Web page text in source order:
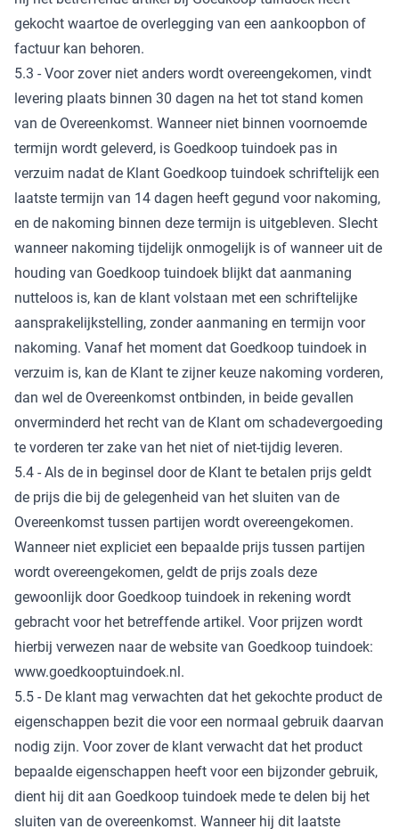
gekocht waartoe de overlegging van een aankoopbon of
factuur kan behoren.
5.3 - Voor zover niet anders wordt overeengekomen, vindt
levering plaats binnen 30 dagen na het tot stand komen
van de Overeenkomst. Wanneer niet binnen voornoemde
termijn wordt geleverd, is Goedkoop tuindoek pas in
verzuim nadat de Klant Goedkoop tuindoek schriftelijk een
laatste termijn van 14 dagen heeft gegund voor nakoming,
en de nakoming binnen deze termijn is uitgebleven. Slecht
wanneer nakoming tijdelijk onmogelijk is of wanneer uit de
houding van Goedkoop tuindoek blijkt dat aanmaning
nutteloos is, kan de klant volstaan met een schriftelijke
aansprakelijkstelling, zonder aanmaning en termijn voor
nakoming. Vanaf het moment dat Goedkoop tuindoek in
verzuim is, kan de Klant te zijner keuze nakoming vorderen,
dan wel de Overeenkomst ontbinden, in beide gevallen
onverminderd het recht van de Klant om schadevergoeding
te vorderen ter zake van het niet of niet-tijdig leveren.
5.4 - Als de in beginsel door de Klant te betalen prijs geldt
de prijs die bij de gelegenheid van het sluiten van de
Overeenkomst tussen partijen wordt overeengekomen.
Wanneer niet expliciet een bepaalde prijs tussen partijen
wordt overeengekomen, geldt de prijs zoals deze
gewoonlijk door Goedkoop tuindoek in rekening wordt
gebracht voor het betreffende artikel. Voor prijzen wordt
hierbij verwezen naar de website van Goedkoop tuindoek:
www.goedkooptuindoek.nl.
5.5 - De klant mag verwachten dat het gekochte product de
eigenschappen bezit die voor een normaal gebruik daarvan
nodig zijn. Voor zover de klant verwacht dat het product
bepaalde eigenschappen heeft voor een bijzonder gebruik,
dient hij dit aan Goedkoop tuindoek mede te delen bij het
sluiten van de overeenkomst. Wanneer hij dit laatste